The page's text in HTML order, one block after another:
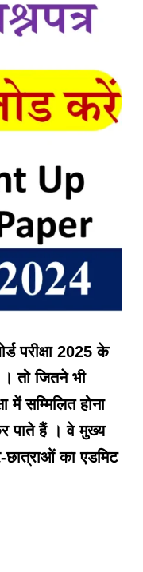
परीक्षा 2025 के
। तो जितने भी
में सम्मिलित होना
पाते हैं । वे मुख्य
छात्राओं का एडमिट